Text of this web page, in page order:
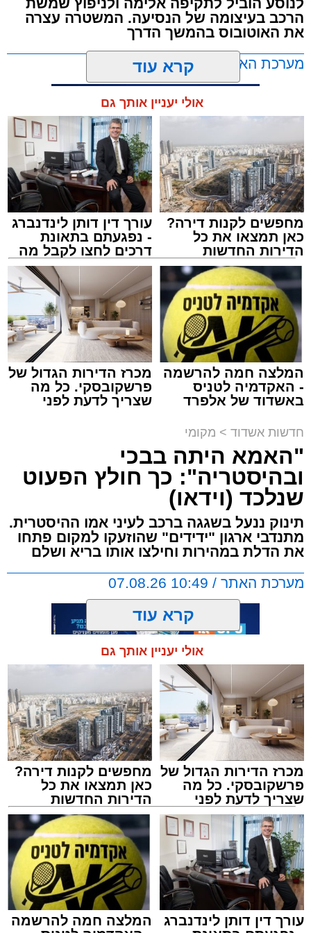
לנוסע הוביל לתקיפה אלימה ולניפוץ שמשת
הרכב בעיצומה של הנסיעה. המשטרה עצרה
את האוטובוס בהמשך הדרך
מערכת האתר / 11:35 07.08.26
תגים:אוטובוס, אשדוד, ערבי
אירוע חמור ומפחיד התרחש בקו 881 בנסיעה
מאשדוד למודיעין, לאחר שוויכוח מילוליות בין הנהג
לאחד הנוסעים הידרדר במהירות לאלימות קשה
שזרעה פאניקה רבה בקרב הנוסעים. הסיפור
והתיעוד פורסמו לראשונה בקבוצות חמ"ל אשדוד.
הנסיעה על אחד הנוסעים, איבד שליטה ובצעד
דרמטי ואלים ניפץ את שמשת האוטובוס.
המעשה האלים גרם להתרסקות זכוכיות ולרגעים
של אימה בתוך כלי הרכב. ילדים רבים ונוסעים
אחרים שהיו על האוטובוס לקו בטראומה, פרצו
בבכי היסטרי ונאלצו לחוות רגעים של חרדה
עמוקה בעיצומה של הנסיעה בכביש.
בעקבות פניות דחופות ודיווחים שהעבירו הנוסעים
המבוהלים למוקדי החירום, כוחות משטרה הוזעקו
לזירה ועצרו את האוטובוס בהמשך המסלול כדי
לטפל באירוע ולתחקר את המעורבים.
מעוניינים להגיב? לדווח ? צרו איתנו קשר במייל -
ASHDODS@ISNET.CO.IL
קרא עוד
אולי יעניין אותך גם
מחפשים לקנות דירה?
כאן תמצאו את כל
הדירות החדשות
למכירה באשדוד >>>
עורך דין דותן לינדנברג
- נפגעתם בתאונת
דרכים לחצו לקבל מה
שמגיע לכם
המלצה חמה להרשמה
- האקדמיה לטניס
באשדוד של אלפרד
מכרז הדירות הגדול של
פרשקובסקי. כל מה
שצריך לדעת לפני
חדשות אשדוד > מקומי
"האמא היתה בבכי
ובהיסטריה": כך חולץ הפעוט
שנלכד (וידאו)
תינוק ננעל בשגגה ברכב לעיני אמו ההיסטרית.
מתנדבי ארגון "ידידים" שהוזעקו למקום פתחו
את הדלת במהירות וחילצו אותו בריא ושלם
מערכת האתר / 10:49 07.08.26
תגים:אשדוד, ידידים
אמש (חמישי) בסביבות השעה 21:49, התקבלה
קריאת חירום במוקד ארגון "ידידים" אודות תינוק
שננעל בשגגה ברכב לעיני אמו הדואגת, ברחוב
כ"ט בנובמבר באשקלון.
מישאל שי לוי, מוקדן ידידים שקיבל את השיחה,
קרא עוד
אולי יעניין אותך גם
מכרז הדירות הגדול של
פרשקובסקי. כל מה
שצריך לדעת לפני
שמגישים הצעה לדירה
באשדוד
מחפשים לקנות דירה?
כאן תמצאו את כל
הדירות החדשות
למכירה באשדוד >>>
עורך דין דותן לינדנברג
המלצה חמה להרשמה